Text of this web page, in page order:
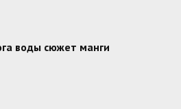
воды сюжет манги